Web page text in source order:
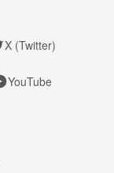
X (Twitter)
YouTube